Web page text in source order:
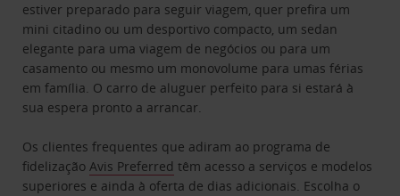
estiver preparado para seguir viagem, quer prefira um
mini citadino ou um desportivo compacto, um sedan
elegante para uma viagem de negócios ou para um
casamento ou mesmo um monovolume para umas férias
em família. O carro de aluguer perfeito para si estará à
sua espera pronto a arrancar.
Os clientes frequentes que adiram ao programa de
fidelizaçãoAvis Preferred têm acesso a serviços e modelos
superiores e ainda à oferta de dias adicionais. Escolha o